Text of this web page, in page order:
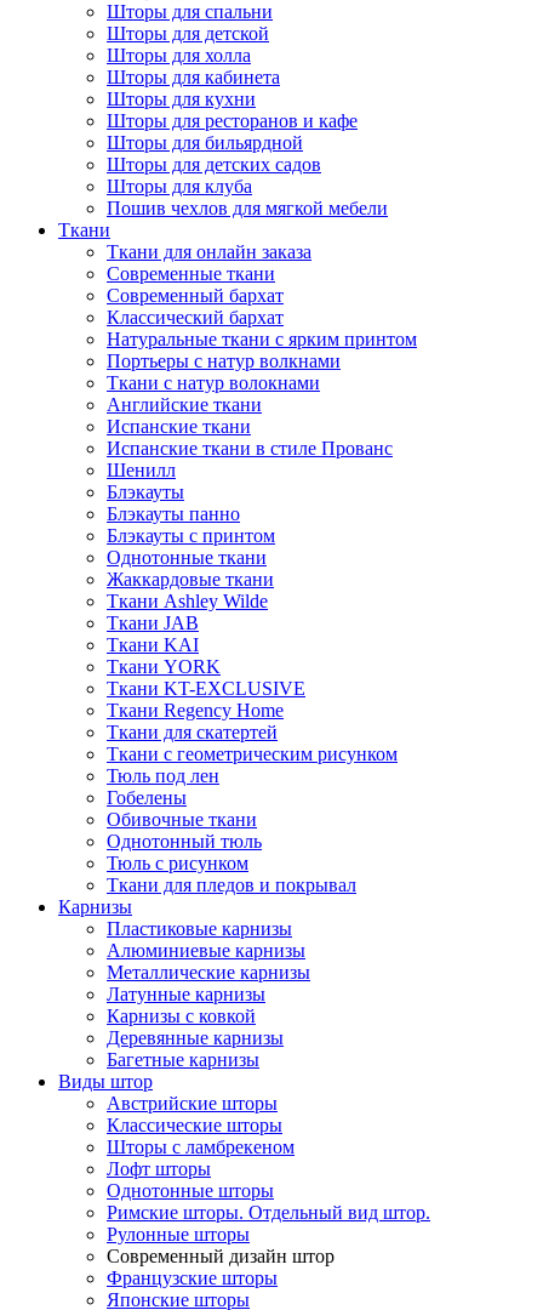
Шторы для спальни
Шторы для детской
Шторы для холла
Шторы для кабинета
Шторы для кухни
Шторы для ресторанов и кафе
Шторы для бильярдной
Шторы для детских садов
Шторы для клуба
Пошив чехлов для мягкой мебели
Ткани
Ткани для онлайн заказа
Современные ткани
Современный бархат
Классический бархат
Натуральные ткани с ярким принтом
Портьеры с натур волкнами
Ткани с натур волокнами
Английские ткани
Испанские ткани
Испанские ткани в стиле Прованс
Шенилл
Блэкауты
Блэкауты панно
Блэкауты с принтом
Однотонные ткани
Жаккардовые ткани
Ткани Ashley Wilde
Ткани JAB
Ткани KAI
Ткани YORK
Ткани KT-EXCLUSIVE
Ткани Regency Home
Ткани для скатертей
Ткани с геометрическим рисунком
Тюль под лен
Гобелены
Обивочные ткани
Однотонный тюль
Тюль с рисунком
Ткани для пледов и покрывал
Карнизы
Пластиковые карнизы
Алюминиевые карнизы
Металлические карнизы
Латунные карнизы
Карнизы с ковкой
Деревянные карнизы
Багетные карнизы
Виды штор
Австрийские шторы
Классические шторы
Шторы с ламбрекеном
Лофт шторы
Однотонные шторы
Римские шторы. Отдельный вид штор.
Рулонные шторы
Современный дизайн штор
Французские шторы
Японские шторы